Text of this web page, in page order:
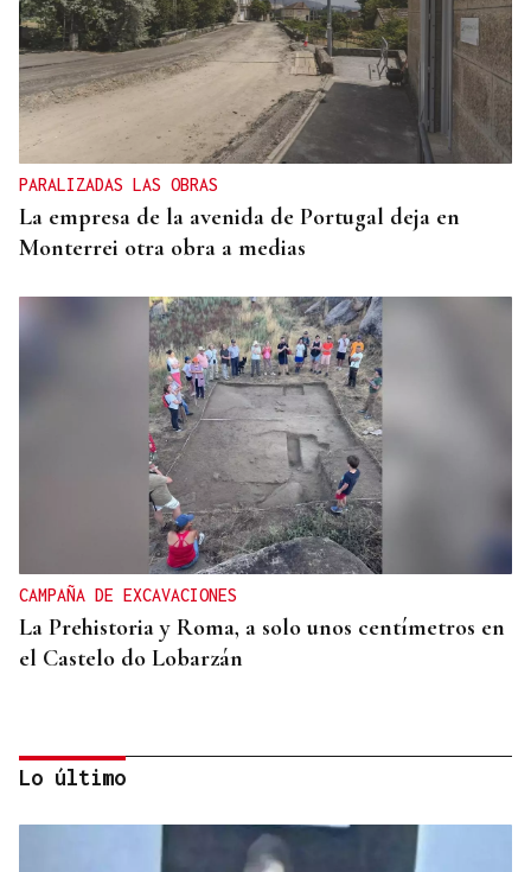
PARALIZADAS LAS OBRAS
La empresa de la avenida de Portugal deja en
Monterrei otra obra a medias
CAMPAÑA DE EXCAVACIONES
La Prehistoria y Roma, a solo unos centímetros en
el Castelo do Lobarzán
Lo último